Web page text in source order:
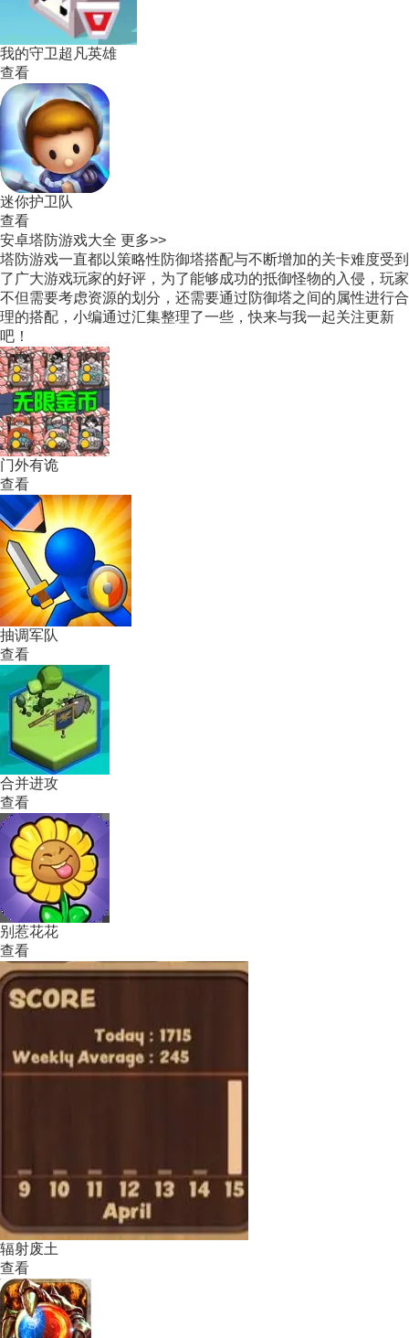
我的守卫超凡英雄
查看
迷你护卫队
查看
安卓塔防游戏大全 更多>>
塔防游戏一直都以策略性防御塔搭配与不断增加的关卡难度受到
了广大游戏玩家的好评，为了能够成功的抵御怪物的入侵，玩家
不但需要考虑资源的划分，还需要通过防御塔之间的属性进行合
理的搭配，小编通过汇集整理了一些，快来与我一起关注更新
吧！
门外有诡
查看
抽调军队
查看
合并进攻
查看
别惹花花
查看
辐射废土
查看